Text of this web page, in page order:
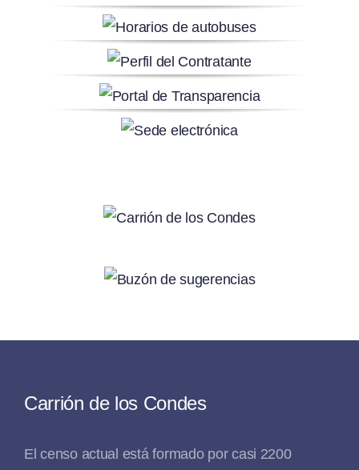
Carrión de los Condes
El censo actual está formado por casi 2200